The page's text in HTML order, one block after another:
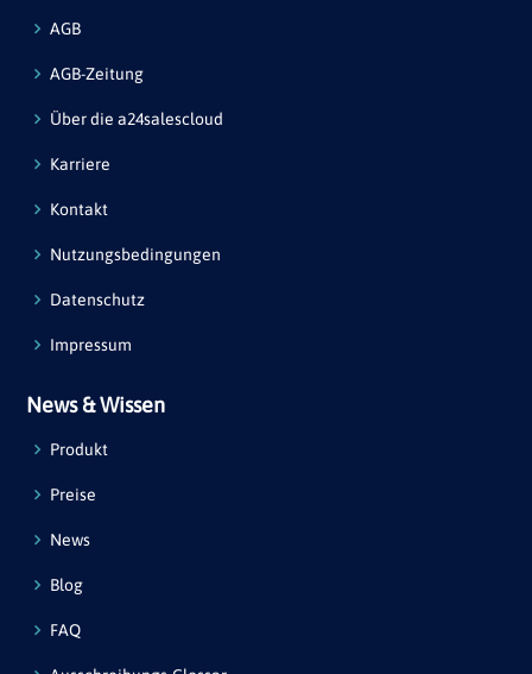
AGB
AGB-Zeitung
Über die a24salescloud
Karriere
Kontakt
Nutzungsbedingungen
Datenschutz
Impressum
News & Wissen
Produkt
Preise
News
Blog
FAQ